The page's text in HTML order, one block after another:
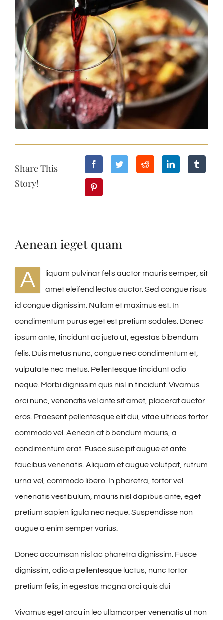
Share This
Story!
Aenean ieget quam
A
liquam pulvinar felis auctor mauris semper, sit
amet eleifend lectus auctor. Sed congue risus
id congue dignissim. Nullam et maximus est. In
condimentum purus eget est pretium sodales. Donec
ipsum ante, tincidunt ac justo ut, egestas bibendum
felis. Duis metus nunc, congue nec condimentum et,
vulputate nec metus. Pellentesque tincidunt odio
neque. Morbi dignissim quis nisl in tincidunt. Vivamus
orci nunc, venenatis vel ante sit amet, placerat auctor
eros. Praesent pellentesque elit dui, vitae ultrices tortor
commodo vel. Aenean at bibendum mauris, a
condimentum erat. Fusce suscipit augue et ante
faucibus venenatis. Aliquam et augue volutpat, rutrum
urna vel, commodo libero. In pharetra, tortor vel
venenatis vestibulum, mauris nisl dapibus ante, eget
pretium sapien ligula nec neque. Suspendisse non
augue a enim semper varius.
Donec accumsan nisl ac pharetra dignissim. Fusce
dignissim, odio a pellentesque luctus, nunc tortor
pretium felis, in egestas magna orci quis dui
Vivamus eget arcu in leo ullamcorper venenatis ut non